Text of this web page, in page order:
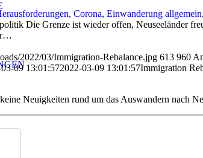
, Corona, Einwanderung allgemein,
Die Grenze ist wieder offen, Neuseeländer
2022/03/Immigration-Rebalance.jpg 613 960
09 13:01:572022-03-09 13:01:57Immigration
Neuigkeiten rund um das Auswandern nach